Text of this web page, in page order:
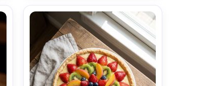
mm, f/2.8, bokeh doux, photo
alimentaire éditoriale confortable,
texture crème photoréaliste et
ombres naturelles-AR 4:5